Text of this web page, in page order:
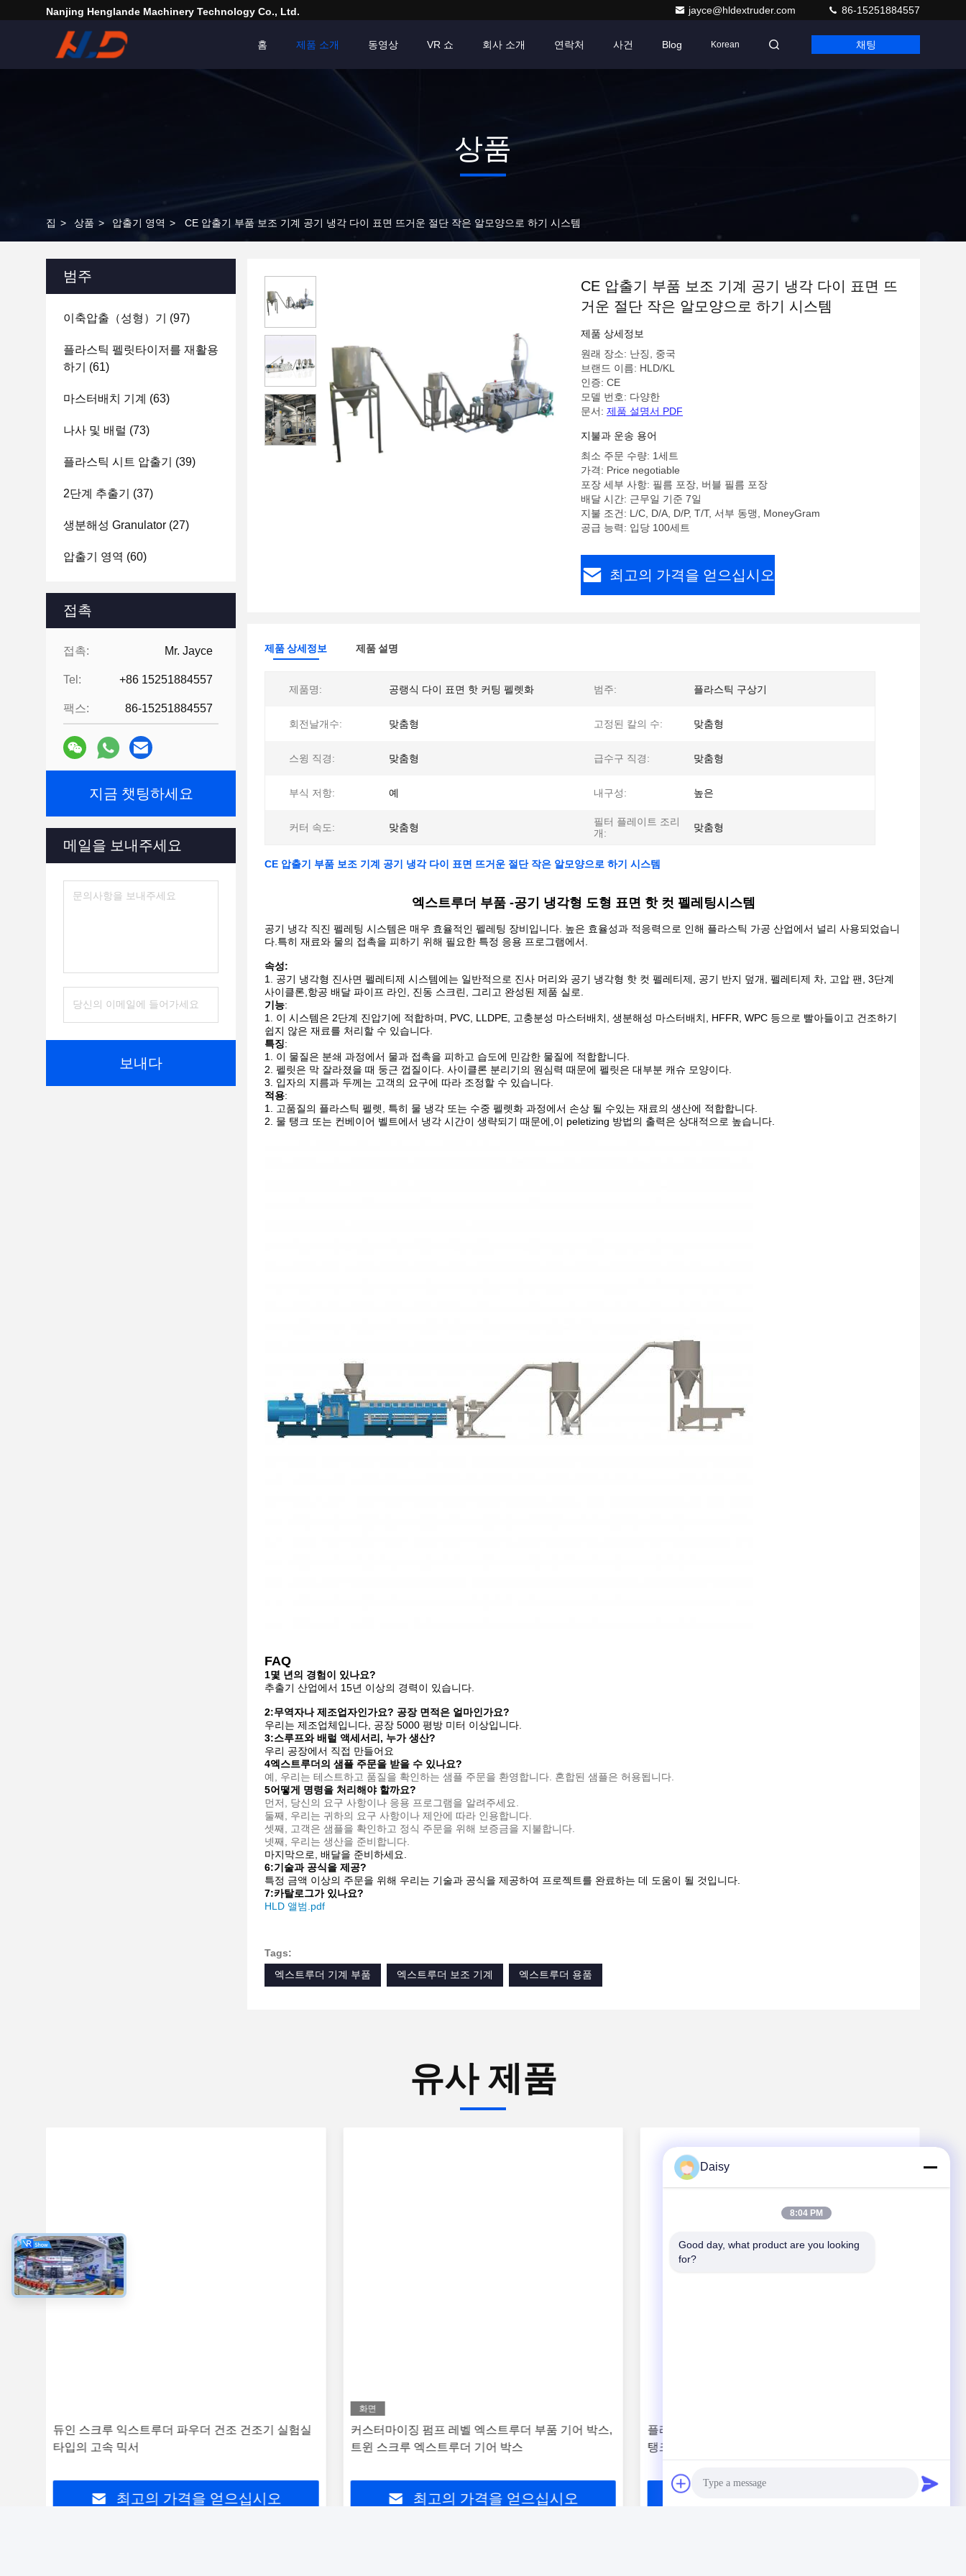
Nanjing Henglande Machinery Technology Co., Ltd. jayce@hldextruder.com 86-15251884557
홈 제품 소개 동영상 VR 쇼 회사 소개 연락처 사건 Blog Korean 채팅
상품
집 > 상품 > 압출기 영역 > CE 압출기 부품 보조 기계 공기 냉각 다이 표면 뜨거운 절단 작은 알모양으로 하기 시스템
범주
이축압출（성형）기 (97)
플라스틱 펠릿타이저를 재활용
하기
(61)
마스터배치 기계 (63)
나사 및 배럴 (73)
플라스틱 시트 압출기 (39)
2단계 추출기 (37)
생분해성 Granulator (27)
압출기 영역 (60)
접촉
접촉: Mr. Jayce
Tel: +86 15251884557
팩스: 86-15251884557
지금 챗팅하세요
메일을 보내주세요
보내다
CE 압출기 부품 보조 기계 공기 냉각 다이 표면 뜨
거운 절단 작은 알모양으로 하기 시스템
제품 상세정보
원래 장소: 난징, 중국
브랜드 이름: HLD/KL
인증: CE
모델 번호: 다양한
문서: 제품 설명서 PDF
지불과 운송 용어
최소 주문 수량: 1세트
가격: Price negotiable
포장 세부 사항: 필름 포장, 버블 필름 포장
배달 시간: 근무일 기준 7일
지불 조건: L/C, D/A, D/P, T/T, 서부 동맹, MoneyGram
공급 능력: 입당 100세트
최고의 가격을 얻으십시오
제품 상세정보 제품 설명
제품명: 공랭식 다이 표면 핫 커팅 펠렛화 범주: 플라스틱 구상기
회전날개수: 맞춤형 고정된 칼의 수: 맞춤형
스윙 직경: 맞춤형 급수구 직경: 맞춤형
부식 저항: 예 내구성: 높은
커터 속도: 맞춤형
필터 플레이트 조리
개:
맞춤형
CE 압출기 부품 보조 기계 공기 냉각 다이 표면 뜨거운 절단 작은 알모양으로 하기 시스템
엑스트루더 부품 -공기 냉각형 도형 표면 핫 컷 펠레팅시스템
공기 냉각 직진 펠레팅 시스템은 매우 효율적인 펠레팅 장비입니다. 높은 효율성과 적응력으로 인해 플라스틱 가공 산업에서 널리 사용되었습니
다.특히 재료와 물의 접촉을 피하기 위해 필요한 특정 응용 프로그램에서.
속성:
공기 냉각형 진사면 펠레티제 시스템에는 일반적으로 진사 머리와 공기 냉각형 핫 컷 펠레티제, 공기 반지 덮개, 펠레티제 차, 고압 팬, 3단계
사이클론,항공 배달 파이프 라인, 진동 스크린, 그리고 완성된 제품 실로.
기능:
이 시스템은 2단계 진압기에 적합하며, PVC, LLDPE, 고충분성 마스터배치, 생분해성 마스터배치, HFFR, WPC 등으로 빨아들이고 건조하기
쉽지 않은 재료를 처리할 수 있습니다.
특징:
이 물질은 분쇄 과정에서 물과 접촉을 피하고 습도에 민감한 물질에 적합합니다.
펠릿은 막 잘라졌을 때 둥근 껍질이다. 사이클론 분리기의 원심력 때문에 펠릿은 대부분 캐슈 모양이다.
입자의 지름과 두께는 고객의 요구에 따라 조정할 수 있습니다.
적용:
고품질의 플라스틱 펠렛, 특히 물 냉각 또는 수중 펠렛화 과정에서 손상 될 수있는 재료의 생산에 적합합니다.
물 탱크 또는 컨베이어 벨트에서 냉각 시간이 생략되기 때문에,이 peletizing 방법의 출력은 상대적으로 높습니다.
Daisy
8:04 PM
Good day, what product are you looking
for?